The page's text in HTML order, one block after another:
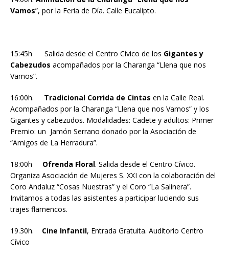
Vamos”, por la Feria de Día. Calle Eucalipto.
15:45h Salida desde el Centro Cívico de los Gigantes y
Cabezudos acompañados por la Charanga “Llena que nos
Vamos”.
16:00h. Tradicional Corrida de Cintas en la Calle Real.
Acompañados por la Charanga “Llena que nos Vamos” y los
Gigantes y cabezudos. Modalidades: Cadete y adultos: Primer
Premio: un Jamón Serrano donado por la Asociación de
“Amigos de La Herradura”.
18:00h Ofrenda Floral. Salida desde el Centro Cívico.
Organiza Asociación de Mujeres S. XXI con la colaboración del
Coro Andaluz “Cosas Nuestras” y el Coro “La Salinera”.
Invitamos a todas las asistentes a participar luciendo sus
trajes flamencos.
19.30h. Cine Infantil, Entrada Gratuita. Auditorio Centro
Cívico